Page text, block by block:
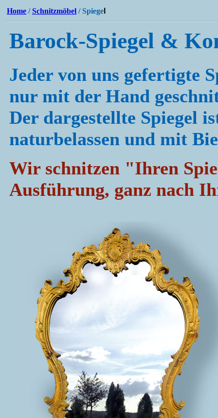
Home /Schnitzmöbel / Spiege
Barock-Spiegel &
Jeder von uns gefertigte
nur mit der Hand
Der dargestellte Spiegel
naturbelassen und mit
Wir schnitzen "Ihren
Ausführung, ganz nach